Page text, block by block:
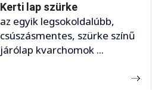
Kerti lap szürke
az egyik legsokoldalúbb,
csúszásmentes, szürke színű
járólap kvarchomok ...